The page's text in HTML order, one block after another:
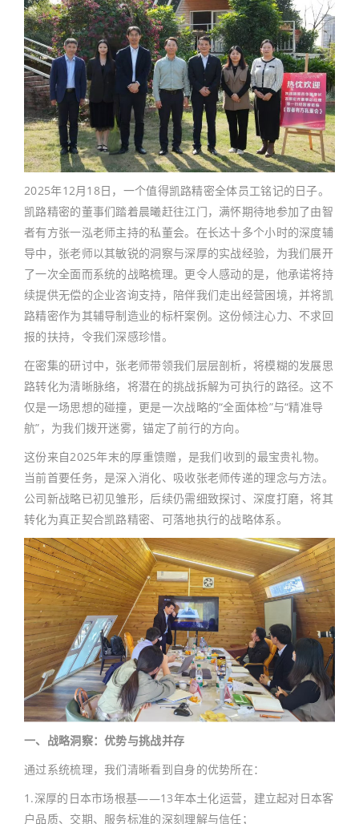
2025年12月18日，一个值得凯路精密全体员工铭记的日子。
凯路精密的董事们踏着晨曦赶往江门，满怀期待地参加了由智
者有方张一泓老师主持的私董会。在长达十多个小时的深度辅
导中，张老师以其敏锐的洞察与深厚的实战经验，为我们展开
了一次全面而系统的战略梳理。更令人感动的是，他承诺将持
续提供无偿的企业咨询支持，陪伴我们走出经营困境，并将凯
路精密作为其辅导制造业的标杆案例。这份倾注心力、不求回
报的扶持，令我们深感珍惜。
在密集的研讨中，张老师带领我们层层剖析，将模糊的发展思
路转化为清晰脉络，将潜在的挑战拆解为可执行的路径。这不
仅是一场思想的碰撞，更是一次战略的“全面体检”与“精准导
航”，为我们拨开迷雾，锚定了前行的方向。
这份来自2025年末的厚重馈赠，是我们收到的最宝贵礼物。
当前首要任务，是深入消化、吸收张老师传递的理念与方法。
公司新战略已初见雏形，后续仍需细致探讨、深度打磨，将其
转化为真正契合凯路精密、可落地执行的战略体系。
一、战略洞察：优势与挑战并存
通过系统梳理，我们清晰看到自身的优势所在：
1.深厚的日本市场根基——13年本土化运营，建立起对日本客
户品质、交期、服务标准的深刻理解与信任；